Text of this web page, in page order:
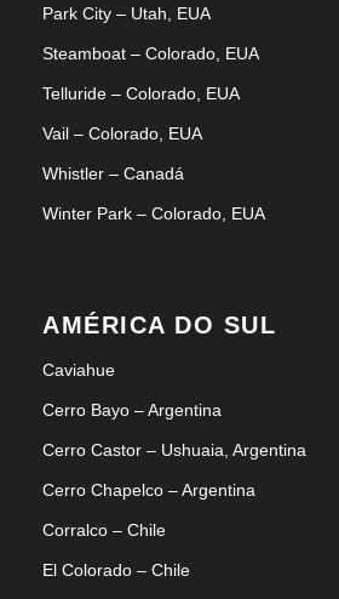
Park City – Utah, EUA
Steamboat – Colorado, EUA
Telluride – Colorado, EUA
Vail – Colorado, EUA
Whistler – Canadá
Winter Park – Colorado, EUA
AMÉRICA DO SUL
Caviahue
Cerro Bayo – Argentina
Cerro Castor – Ushuaia, Argentina
Cerro Chapelco – Argentina
Corralco – Chile
El Colorado – Chile